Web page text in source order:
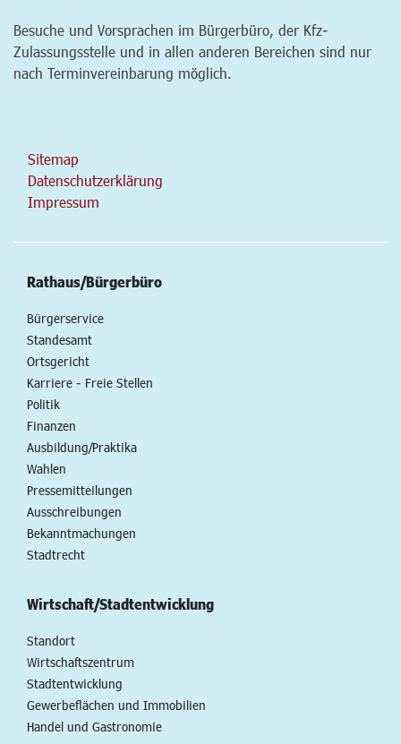
Besuche und Vorsprachen im Bürgerbüro, der Kfz-
Zulassungsstelle und in allen anderen Bereichen sind nur
nach Terminvereinbarung möglich.
Sitemap
Datenschutzerklärung
Impressum
Rathaus/Bürgerbüro
Bürgerservice
Standesamt
Ortsgericht
Karriere - Freie Stellen
Politik
Finanzen
Ausbildung/Praktika
Wahlen
Pressemitteilungen
Ausschreibungen
Bekanntmachungen
Stadtrecht
Wirtschaft/Stadtentwicklung
Standort
Wirtschaftszentrum
Stadtentwicklung
Gewerbeflächen und Immobilien
Handel und Gastronomie